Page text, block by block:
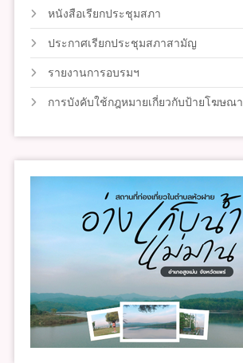
หนังสือเรียกประชุมสภา
ประกาศเรียกประชุมสภาสามัญ
รายงานการอบรมฯ
การบังคับใช้กฎหมายเกี่ยวกับป้ายโฆษณา